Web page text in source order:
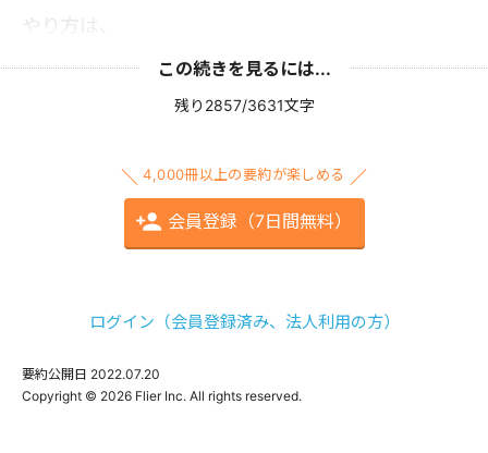
やり方は、
この続きを見るには...
残り2857/3631文字
4,000冊以上の要約が楽しめる
会員登録（7日間無料）
ログイン（会員登録済み、法人利用の方）
要約公開日 2022.07.20